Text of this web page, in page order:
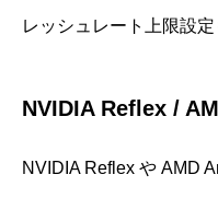
レッシュレート上限設定
NVIDIA Reflex /
NVIDIA Reflex や AMD